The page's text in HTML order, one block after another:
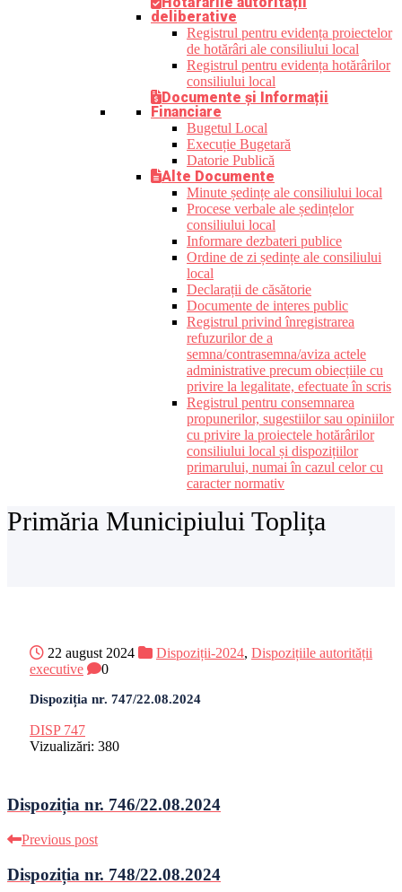
deliberative
Registrul pentru evidența proiectelor
de hotărâri ale consiliului local
Registrul pentru evidența hotărârilor
consiliului local
Documente și Informații
Financiare
Bugetul Local
Execuție Bugetară
Datorie Publică
Alte Documente
Minute ședințe ale consiliului local
Procese verbale ale ședințelor
consiliului local
Informare dezbateri publice
Ordine de zi ședințe ale consiliului
local
Declarații de căsătorie
Documente de interes public
Registrul privind înregistrarea
refuzurilor de a
semna/contrasemna/aviza actele
administrative precum obiecțiile cu
privire la legalitate, efectuate în scris
Registrul pentru consemnarea
propunerilor, sugestiilor sau opiniilor
cu privire la proiectele hotărârilor
consiliului local și dispozițiilor
primarului, numai în cazul celor cu
caracter normativ
Primăria Municipiului Toplița
22 august 2024 Dispoziții-2024, Dispozițiile autorității
executive
0
Dispoziția nr. 747/22.08.2024
DISP 747
Vizualizări: 380
Dispoziția nr. 746/22.08.2024
Previous post
Dispoziția nr. 748/22.08.2024